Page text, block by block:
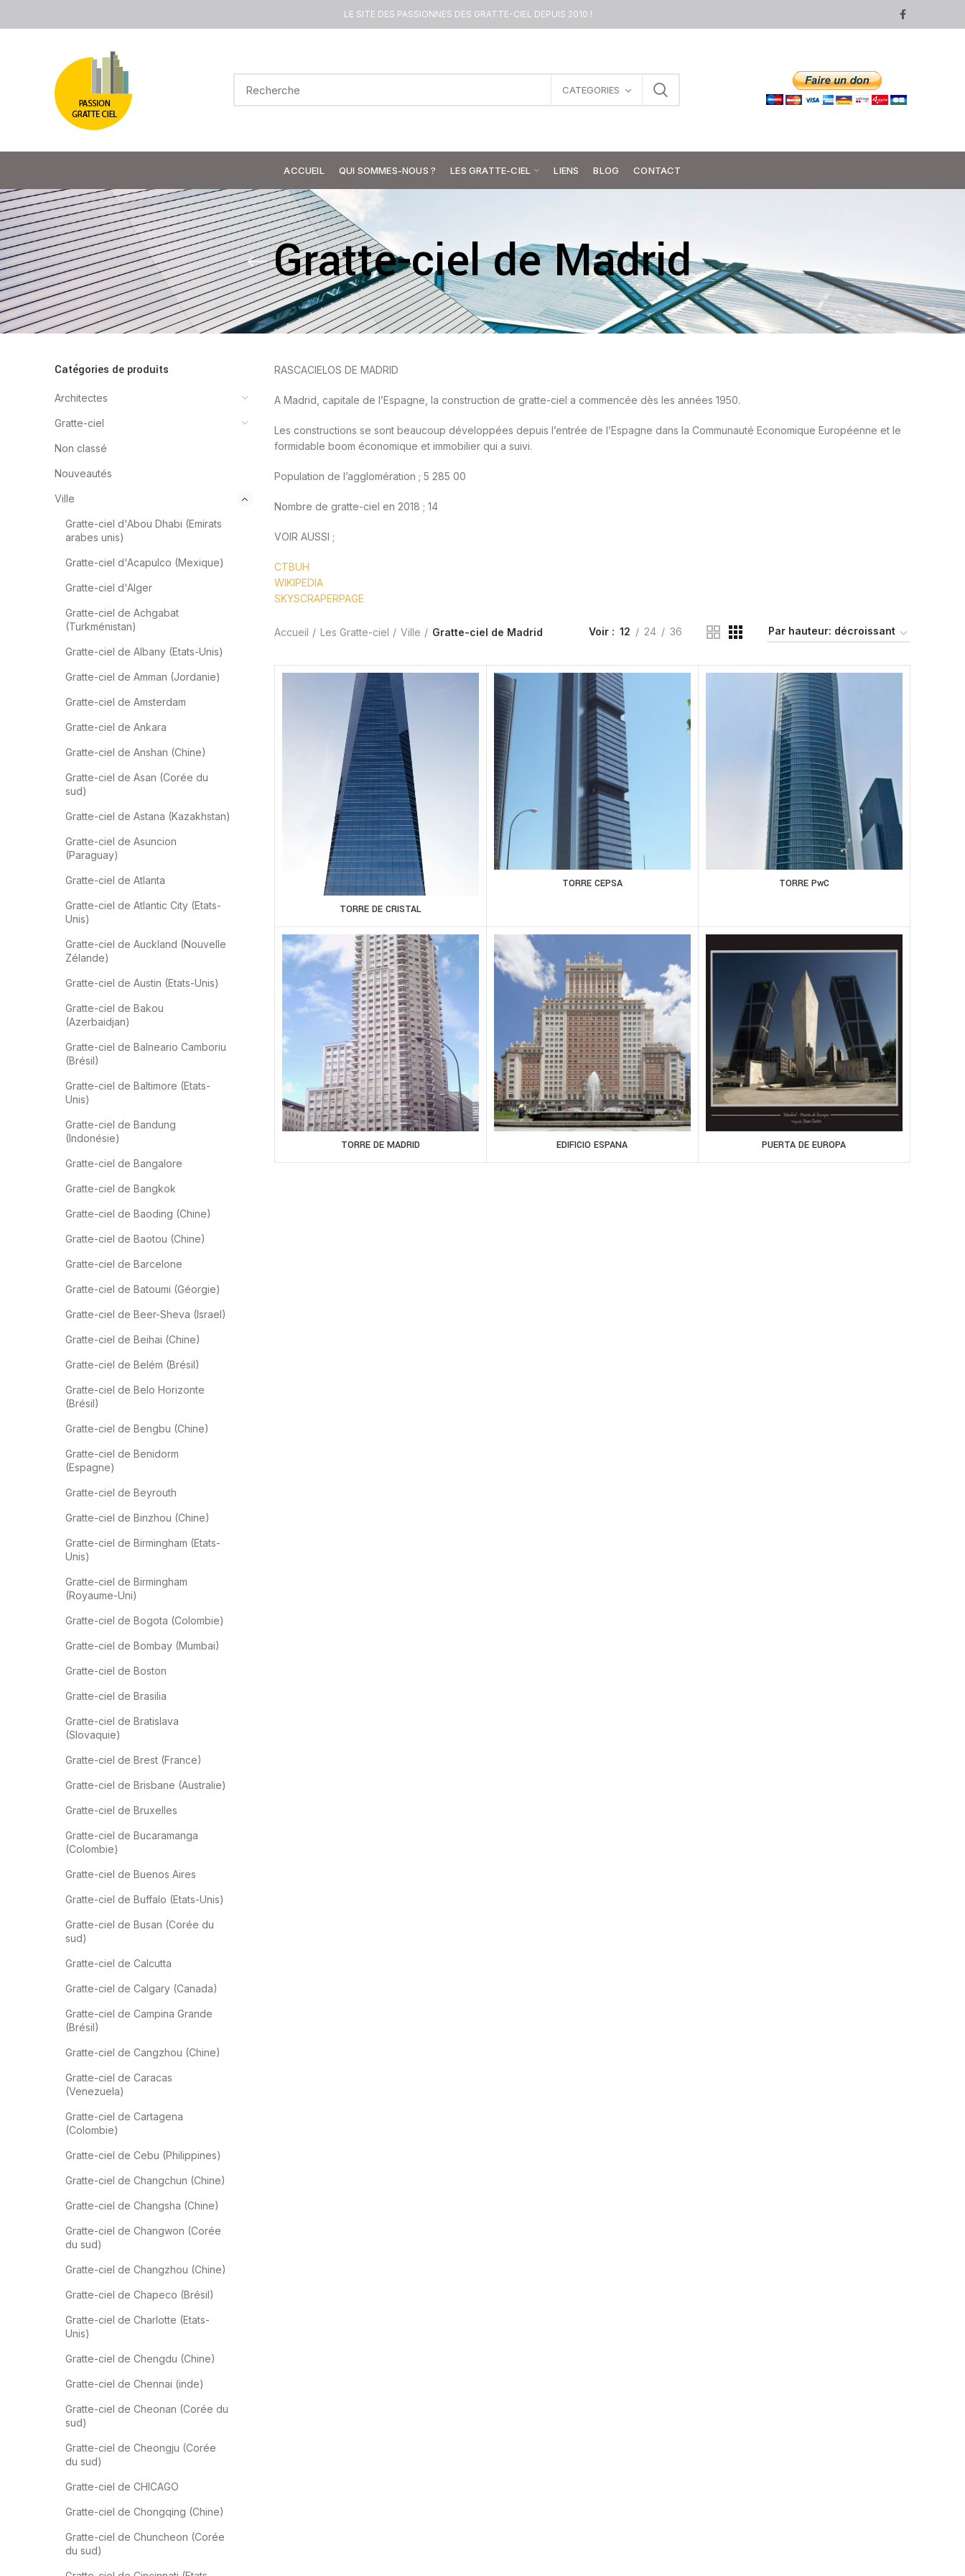
LE SITE DES PASSIONNES DES GRATTE-CIEL DEPUIS 2010 !
CATEGORIES
ACCUEIL QUI SOMMES-NOUS ? LES GRATTE-CIEL LIENS BLOG CONTACT
Gratte-ciel de Madrid
Catégories de produits
Architectes
Gratte-ciel
Non classé
Nouveautés
Ville
Gratte-ciel d'Abou Dhabi (Emirats
arabes unis)
Gratte-ciel d'Acapulco (Mexique)
Gratte-ciel d'Alger
Gratte-ciel de Achgabat
(Turkménistan)
Gratte-ciel de Albany (Etats-Unis)
Gratte-ciel de Amman (Jordanie)
Gratte-ciel de Amsterdam
Gratte-ciel de Ankara
Gratte-ciel de Anshan (Chine)
Gratte-ciel de Asan (Corée du
sud)
Gratte-ciel de Astana (Kazakhstan)
Gratte-ciel de Asuncion
(Paraguay)
Gratte-ciel de Atlanta
Gratte-ciel de Atlantic City (Etats-
Unis)
Gratte-ciel de Auckland (Nouvelle
Zélande)
Gratte-ciel de Austin (Etats-Unis)
Gratte-ciel de Bakou
(Azerbaidjan)
Gratte-ciel de Balneario Camboriu
(Brésil)
Gratte-ciel de Baltimore (Etats-
Unis)
Gratte-ciel de Bandung
(Indonésie)
Gratte-ciel de Bangalore
Gratte-ciel de Bangkok
Gratte-ciel de Baoding (Chine)
Gratte-ciel de Baotou (Chine)
Gratte-ciel de Barcelone
Gratte-ciel de Batoumi (Géorgie)
Gratte-ciel de Beer-Sheva (Israel)
Gratte-ciel de Beihai (Chine)
Gratte-ciel de Belém (Brésil)
Gratte-ciel de Belo Horizonte
(Brésil)
Gratte-ciel de Bengbu (Chine)
Gratte-ciel de Benidorm
(Espagne)
Gratte-ciel de Beyrouth
Gratte-ciel de Binzhou (Chine)
Gratte-ciel de Birmingham (Etats-
Unis)
Gratte-ciel de Birmingham
(Royaume-Uni)
Gratte-ciel de Bogota (Colombie)
Gratte-ciel de Bombay (Mumbai)
Gratte-ciel de Boston
Gratte-ciel de Brasilia
Gratte-ciel de Bratislava
(Slovaquie)
Gratte-ciel de Brest (France)
Gratte-ciel de Brisbane (Australie)
Gratte-ciel de Bruxelles
Gratte-ciel de Bucaramanga
(Colombie)
Gratte-ciel de Buenos Aires
Gratte-ciel de Buffalo (Etats-Unis)
Gratte-ciel de Busan (Corée du
sud)
Gratte-ciel de Calcutta
Gratte-ciel de Calgary (Canada)
Gratte-ciel de Campina Grande
(Brésil)
Gratte-ciel de Cangzhou (Chine)
Gratte-ciel de Caracas
(Venezuela)
Gratte-ciel de Cartagena
(Colombie)
Gratte-ciel de Cebu (Philippines)
Gratte-ciel de Changchun (Chine)
Gratte-ciel de Changsha (Chine)
Gratte-ciel de Changwon (Corée
du sud)
Gratte-ciel de Changzhou (Chine)
Gratte-ciel de Chapeco (Brésil)
Gratte-ciel de Charlotte (Etats-
Unis)
Gratte-ciel de Chengdu (Chine)
Gratte-ciel de Chennai (inde)
Gratte-ciel de Cheonan (Corée du
sud)
Gratte-ciel de Cheongju (Corée
du sud)
Gratte-ciel de CHICAGO
Gratte-ciel de Chongqing (Chine)
Gratte-ciel de Chuncheon (Corée
du sud)
RASCACIELOS DE MADRID
A Madrid, capitale de l’Espagne, la construction de gratte-ciel a commencée dès les années 1950.
Les constructions se sont beaucoup développées depuis l’entrée de l’Espagne dans la Communauté Economique Européenne et le
formidable boom économique et immobilier qui a suivi.
Population de l’agglomération ; 5 285 00
Nombre de gratte-ciel en 2018 ; 14
VOIR AUSSI ;
CTBUH
WIKIPEDIA
SKYSCRAPERPAGE
Accueil Les Gratte-ciel Ville Gratte-ciel de Madrid Voir 12 24 36
TORRE DE CRISTAL
TORRE CEPSA TORRE PwC
TORRE DE MADRID EDIFICIO ESPANA PUERTA DE EUROPA